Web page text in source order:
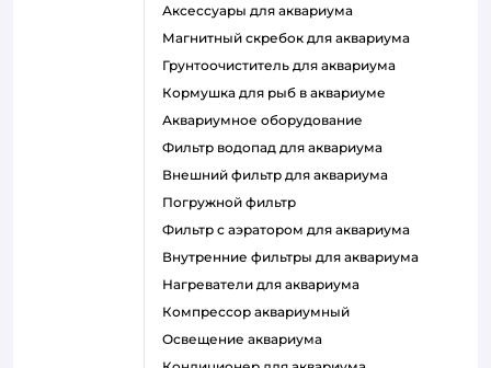
аксессуары для аквариума
магнитный скребок для аквариума
грунтоочиститель для аквариума
кормушка для рыб в аквариуме
аквариумное оборудование
фильтр водопад для аквариума
внешний фильтр для аквариума
погружной фильтр
фильтр с аэратором для аквариума
внутренние фильтры для аквариума
нагреватели для аквариума
компрессор аквариумный
освещение аквариума